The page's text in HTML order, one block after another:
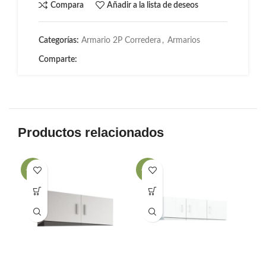
Compara Añadir a la lista de deseos
Categorías: Armario 2P Corredera , Armarios
Comparte:
Productos relacionados
-44% -25%